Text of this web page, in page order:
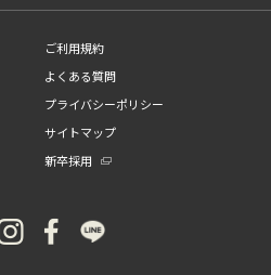
ご利用規約
よくある質問
プライバシーポリシー
サイトマップ
新卒採用